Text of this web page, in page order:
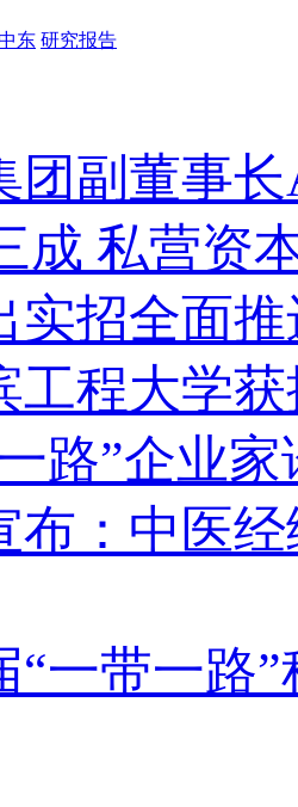
东 研究报告
团副董事长
成 私营资
实招全面
工程大学
路”企业
布：中医
“一带一路